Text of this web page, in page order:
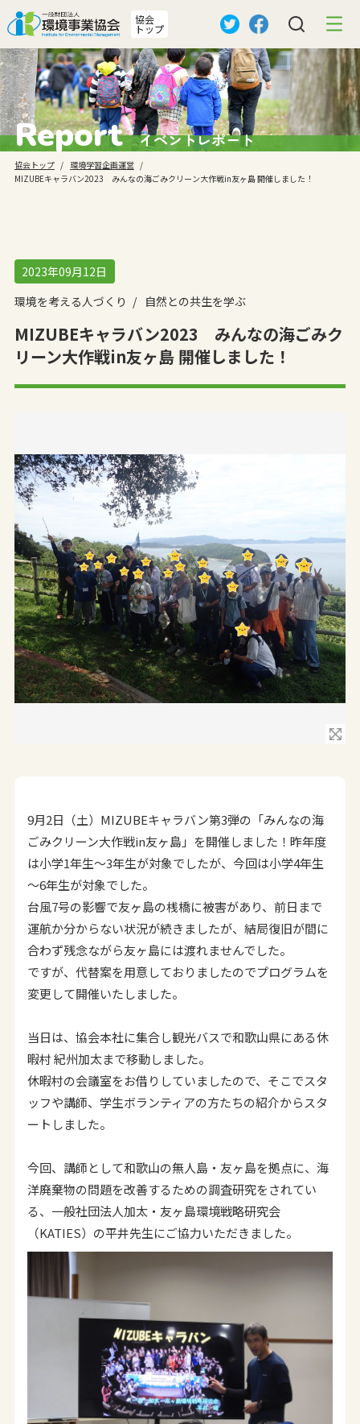
協会
トップ
Report イベントレポート
協会トップ
環境学習企画運営
MIZUBEキャラバン2023 みんなの海ごみクリーン大作戦in友ヶ島 開催しました！
2023年09月12日
環境を考える人づくり
自然との共生を学ぶ
MIZUBEキャラバン2023 みんなの海ごみク
リーン大作戦in友ヶ島 開催しました！
9月2日（土）MIZUBEキャラバン第3弾の「みんなの海
ごみクリーン大作戦in友ヶ島」を開催しました！昨年度
は小学1年生～3年生が対象でしたが、今回は小学4年生
～6年生が対象でした。
台風7号の影響で友ヶ島の桟橋に被害があり、前日まで
運航か分からない状況が続きましたが、結局復旧が間に
合わず残念ながら友ヶ島には渡れませんでした。
ですが、代替案を用意しておりましたのでプログラムを
変更して開催いたしました。
当日は、協会本社に集合し観光バスで和歌山県にある休
暇村 紀州加太まで移動しました。
休暇村の会議室をお借りしていましたので、そこでスタ
ッフや講師、学生ボランティアの方たちの紹介からスタ
ートしました。
今回、講師として和歌山の無人島・友ヶ島を拠点に、海
洋廃棄物の問題を改善するための調査研究をされてい
る、一般社団法人加太・友ヶ島環境戦略研究会
（KATIES）の平井先生にご協力いただきました。